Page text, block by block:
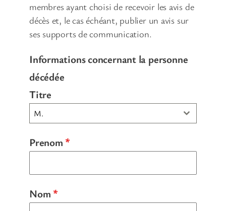
membres ayant choisi de recevoir les avis de
décès et, le cas échéant, publier un avis sur
ses supports de communication.
Informations concernant la personne
décédée
Titre
M.
Prenom *
Nom *